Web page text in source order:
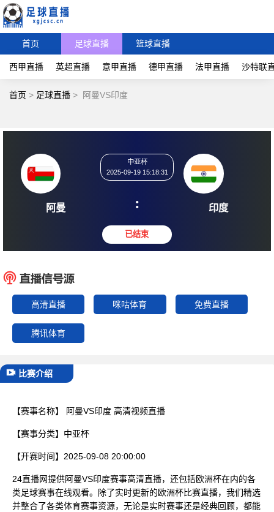
首页 足球直播 篮球直播
西甲直播 英超直播 意甲直播 德甲直播 法甲直播 沙特联
首页 > 足球直播 > 阿曼VS印度
阿曼
2025-09-19 15:18:31
: 印
高清直播 咪咕体育 免费直播
腾讯体育
比赛介绍
【赛事名称】 阿曼VS印度 高清视频直播
【赛事分类】 中亚杯
【开赛时间】 2025-09-08 20:00:00
24直播网提供阿曼VS印度赛事高清直播，还包括欧洲杯在内的各
类足球赛事在线观看。除了实时更新的欧洲杯比赛直播，我们精选
并整合了各类体育赛事资源，无论是实时赛事还是经典回顾，都能